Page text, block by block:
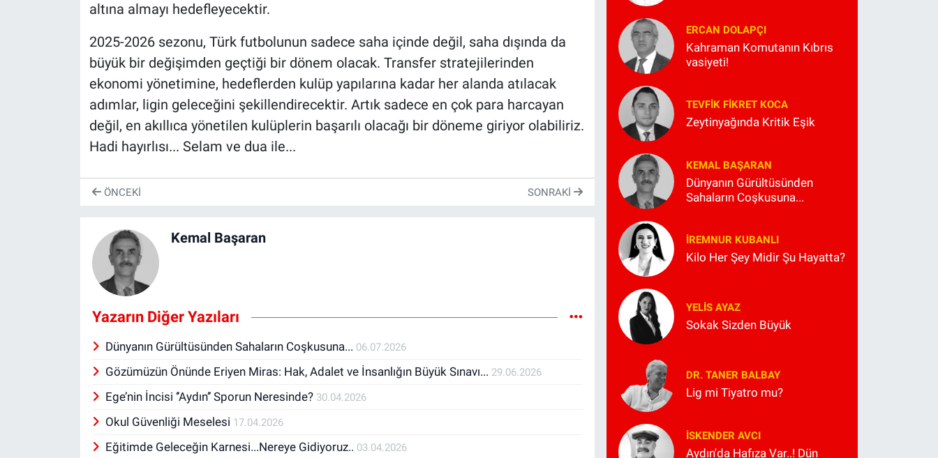
altına almayı hedefleyecektir.
2025-2026 sezonu, Türk futbolunun sadece saha içinde değil, saha dışında da
büyük bir değişimden geçtiği bir dönem olacak. Transfer stratejilerinden
ekonomi yönetimine, hedeflerden kulüp yapılarına kadar her alanda atılacak
adımlar, ligin geleceğini şekillendirecektir. Artık sadece en çok para harcayan
değil, en akıllıca yönetilen kulüplerin başarılı olacağı bir döneme giriyor olabiliriz.
Hadi hayırlısı... Selam ve dua ile...
ÖNCEKI SONRAKI
Kemal Başaran
Yazarın Diğer Yazıları
Dünyanın Gürültüsünden Sahaların Coşkusuna... 06.07.2026
Gözümüzün Önünde Eriyen Miras: Hak, Adalet ve İnsanlığın Büyük Sınavı... 29.06.2026
Ege’nin İncisi ‘’Aydın’’ Sporun Neresinde? 30.04.2026
Okul Güvenliği Meselesi 17.04.2026
Eğitimde Geleceğin Karnesi...Nereye Gidiyoruz.. 03.04.2026
ERCAN DOLAPÇI
Kahraman Komutanın Kıbrıs
vasiyeti!
TEVFIK FIKRET KOCA
Zeytinyağında Kritik Eşik
KEMAL BAŞARAN
Dünyanın Gürültüsünden
Sahaların Coşkusuna...
İREMNUR KUBANLI
Kilo Her Şey Midir Şu Hayatta?
YELIS AYAZ
Sokak Sizden Büyük
DR. TANER BALBAY
Lig mi Tiyatro mu?
İSKENDER AVCI
Aydın'da Hafıza Var..! Dün